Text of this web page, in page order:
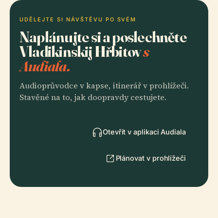
UDĚLEJTE SI NÁVŠTĚVU PO SVÉM
Naplánujte si a poslechněte
Vladikinskij Hřbitovs
Audiala.
Audioprůvodce v kapse, itinerář v prohlížeči.
Stavěné na to, jak doopravdy cestujete.
Otevřít v aplikaci Audiala
Plánovat v prohlížeči